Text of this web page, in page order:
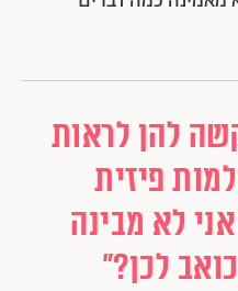
להן לראות
פיזית
לא מבינה
לכן?"